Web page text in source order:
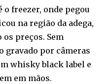
o freezer, onde pegou
na região da adega,
os preços. Sem
gravado por câmeras
whisky black label e
em mãos.